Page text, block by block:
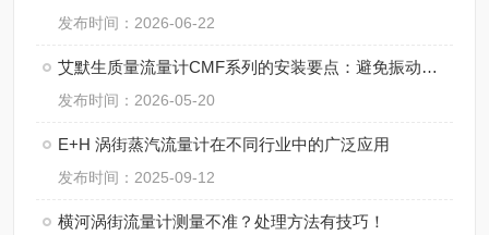
发布时间：2026-06-22
艾默生质量流量计CMF系列的安装要点：避免振动、应力与两相流干扰
发布时间：2026-05-20
E+H 涡街蒸汽流量计在不同行业中的广泛应用
发布时间：2025-09-12
横河涡街流量计测量不准？处理方法有技巧！